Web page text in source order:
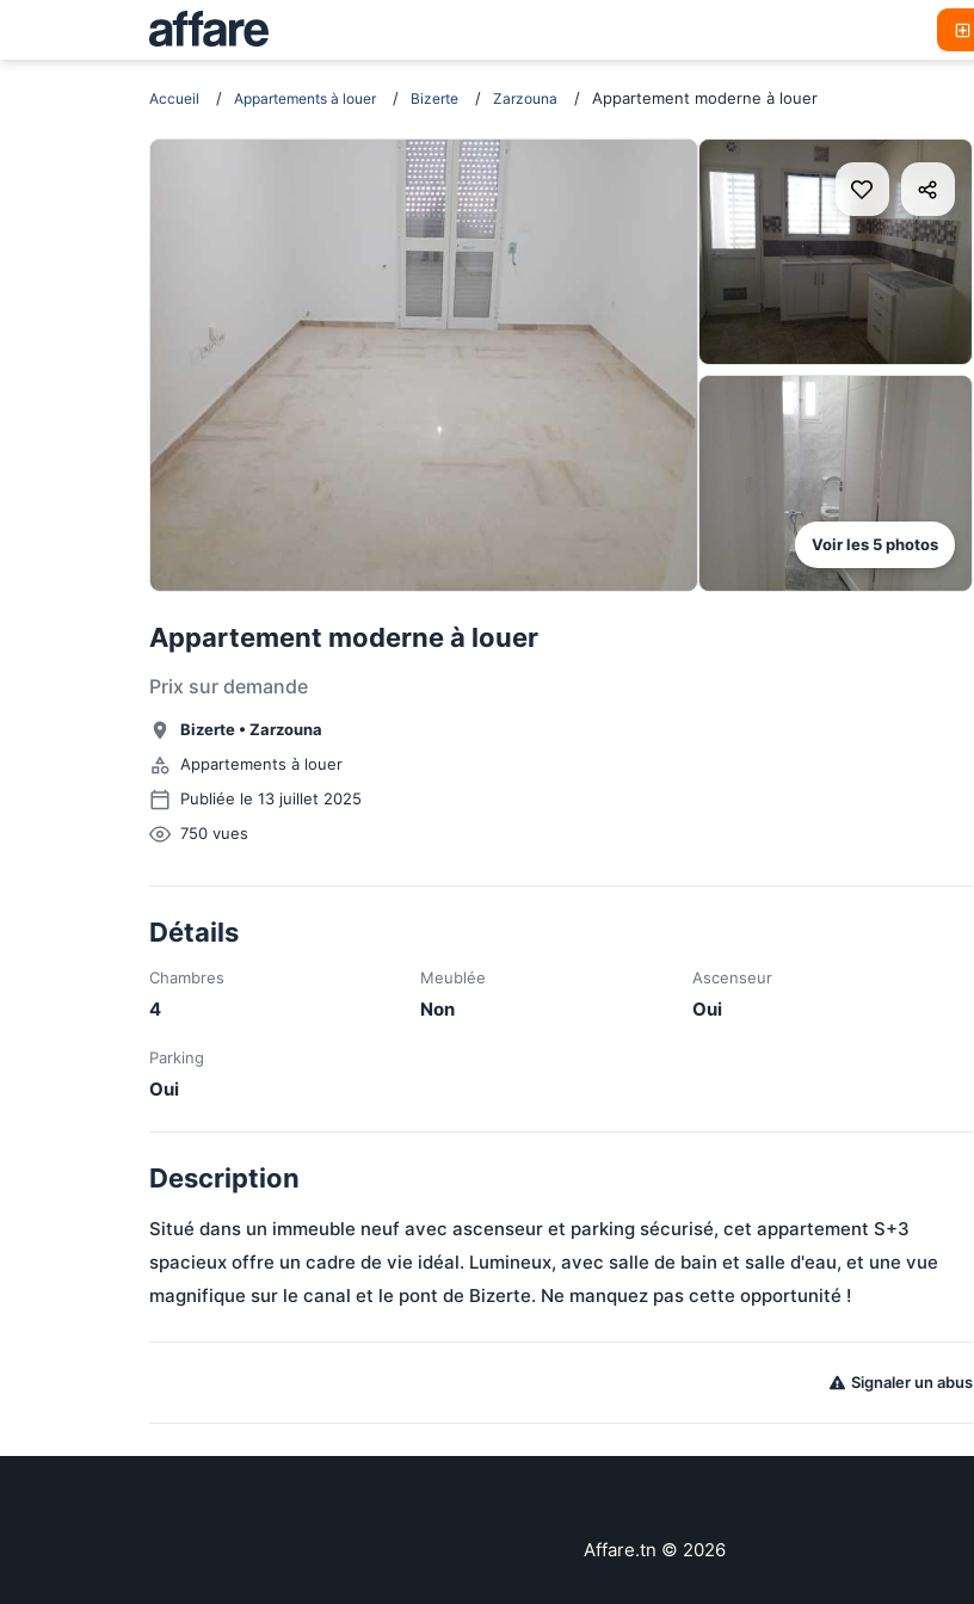
Accueil Appartements à louer Bizerte Zarzouna Appartement moderne à louer
Voir les 5photos
Appartement moderne à louer
Prix sur demande
Bizerte• Zarzouna
Appartements à louer
Publiée le 13 juillet 2025
750vues
Détails
Chambres
4
Meublée
Non
Ascenseur
Oui
Parking
Oui
Description
Situé dans un immeuble neuf avec ascenseur et parking sécurisé, cet appartement S+3
spacieux offre un cadre de vie idéal. Lumineux, avec salle de bain et salle d'eau, et une vue
magnifique sur le canal et le pont de Bizerte. Ne manquez pas cette opportunité !
Signaler un abus
Affare.tn © 2026